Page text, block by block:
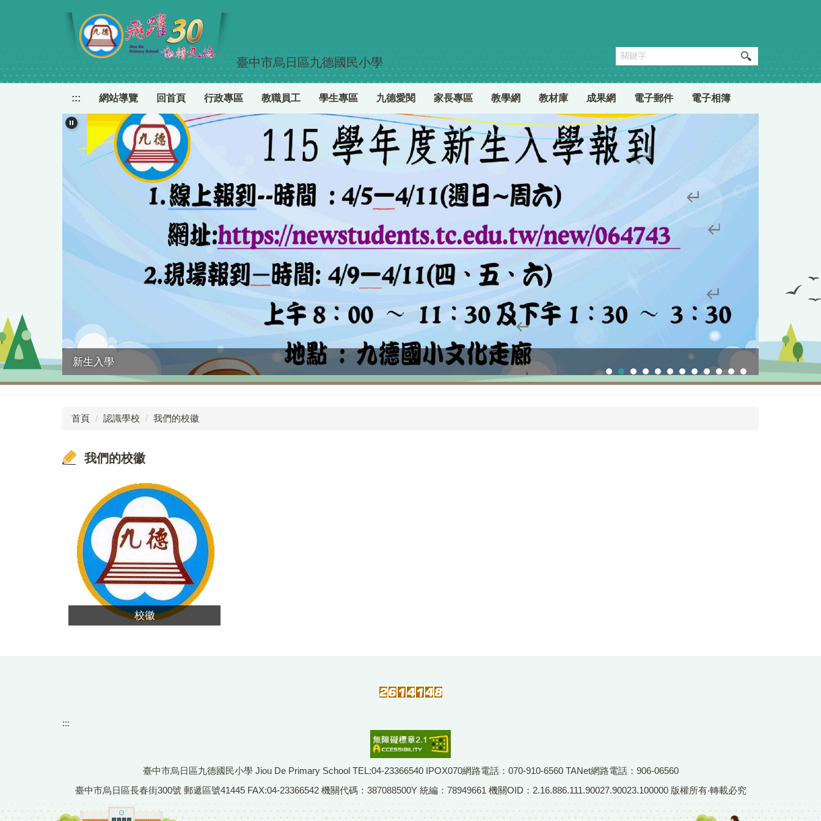
容
臺中市烏日區九德國民小學
::: 網站導覽 回首頁 行政專區 教職員工 學生專區 九德愛閱 家長專區 教學網 教材庫 成果網 電子郵件 電子相簿
新生入學 校慶運動會
首頁 認識學校 我們的校徽
我們的校徽
校徽
:::
臺中市烏日區九德國民小學 Jiou De Primary School TEL:04-23366540 IPOX070網路電話：070-910-6560 TANet網路電話：906-06560
臺中市烏日區長春街300號 郵遞區號41445 FAX:04-23366542 機關代碼：387088500Y 統編：78949661 機關OID：2.16.886.111.90027.90023.100000 版權所有‧轉載必究